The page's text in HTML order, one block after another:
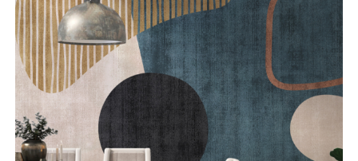
Verwalten Sie Ihre
Privatsphäre
Wir verwenden Technologien wie Cookies, um
Informationen über Ihr Gerät zu speichern und/oder